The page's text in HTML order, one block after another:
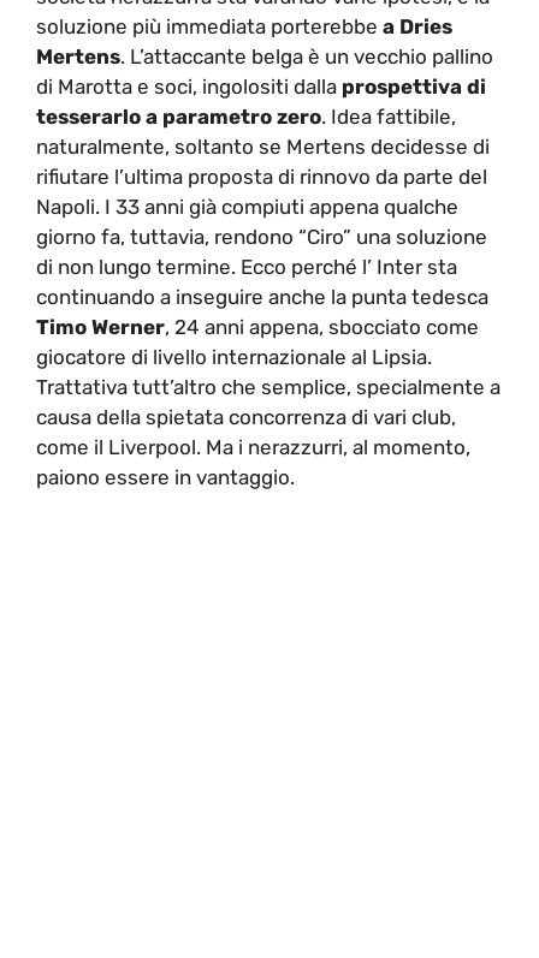
soluzione più immediata porterebbe a Dries
Mertens. L’attaccante belga è un vecchio pallino
di Marotta e soci, ingolositi dalla prospettiva di
tesserarlo a parametro zero. Idea fattibile,
naturalmente, soltanto se Mertens decidesse di
rifiutare l’ultima proposta di rinnovo da parte del
Napoli. I 33 anni già compiuti appena qualche
giorno fa, tuttavia, rendono “Ciro” una soluzione
di non lungo termine. Ecco perché l’ Inter sta
continuando a inseguire anche la punta tedesca
Timo Werner, 24 anni appena, sbocciato come
giocatore di livello internazionale al Lipsia.
Trattativa tutt’altro che semplice, specialmente a
causa della spietata concorrenza di vari club,
come il Liverpool. Ma i nerazzurri, al momento,
paiono essere in vantaggio.